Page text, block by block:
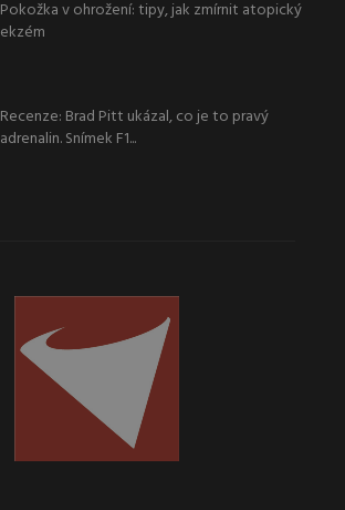
Pokožka v ohrožení: tipy, jak zmírnit atopický
ekzém
Recenze: Brad Pitt ukázal, co je to pravý
adrenalin. Snímek F1...